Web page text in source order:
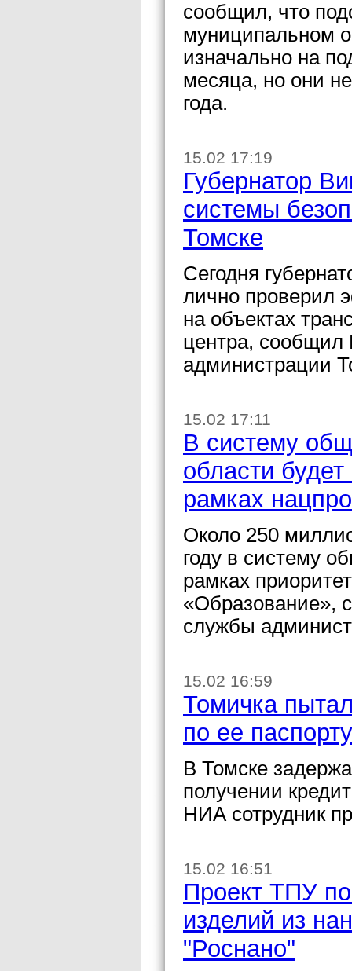
сообщил, что
муниципальном
изначально на
месяца, но они
года.
15.02 17:19
Губернатор
системы
Томске
Сегодня
лично проверил
на объектах
центра, сообщил
администрации
15.02 17:11
В систему
области
рамках
Около 250
году в систему
рамках
«Образование»,
службы
15.02 16:59
Томичка
по ее
В Томске
получении
НИА сотрудник
15.02 16:51
Проект ТПУ
изделий из
"Роснано"